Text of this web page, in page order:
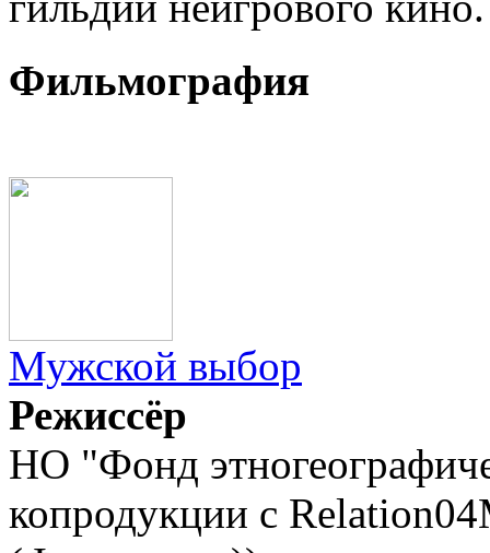
Фильмография
Мужской выбор
Режиссёр
НО "Фонд
копродукции с